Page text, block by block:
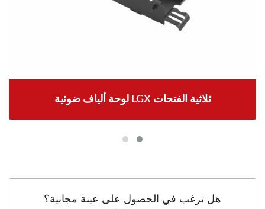
لوحة ألياف ضوئية LGX ثلاثية الفتحات
هل ترغب في الحصول على عينة مجانية؟